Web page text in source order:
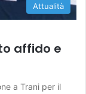
Attualità
affido e
a Trani per il